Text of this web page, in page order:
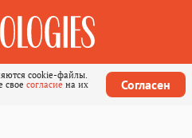
cookie-файлы.
свое согласие на их
Согласен